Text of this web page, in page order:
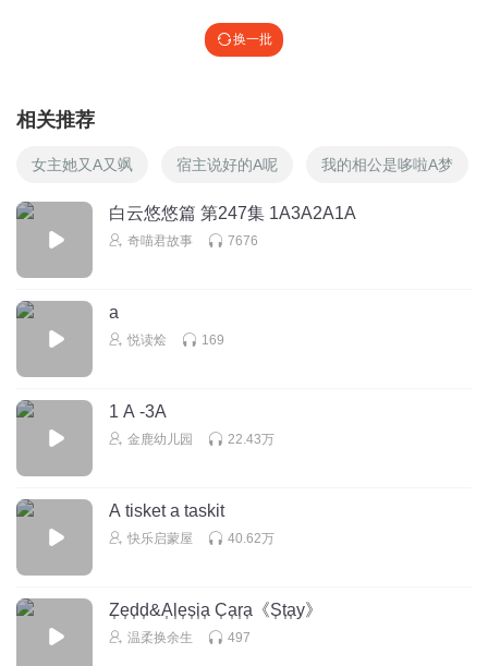
换一批
相关推荐
女主她又A又飒 宿主说好的A呢 我的相公是哆啦A梦
白云悠悠篇 第247集 1A3A2A1A
奇喵君故事 7676
a
悦读烩 169
1 A -3A
金鹿幼儿园 22.43万
A tisket a taskit
快乐启蒙屋 40.62万
Z᷂e᷂d᷂d᷂&A᷂l᷂e᷂s᷂i᷂a᷂ C᷂a᷂r᷂a᷂《S᷂t᷂a᷂y》
温柔换余生 497